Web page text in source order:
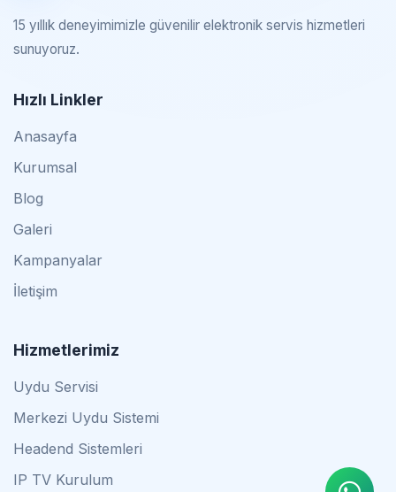
15 yıllık deneyimimizle güvenilir elektronik servis hizmetleri
sunuyoruz.
Hızlı Linkler
Anasayfa
Kurumsal
Blog
Galeri
Kampanyalar
İletişim
Hizmetlerimiz
Uydu Servisi
Merkezi Uydu Sistemi
Headend Sistemleri
IP TV Kurulum